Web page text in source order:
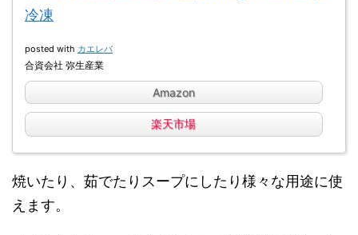
冷凍
posted with カエレバ
合資会社 弥生産業
Amazon
楽天市場
焼いたり、茹でたりスープにしたり様々な用途に使
えます。